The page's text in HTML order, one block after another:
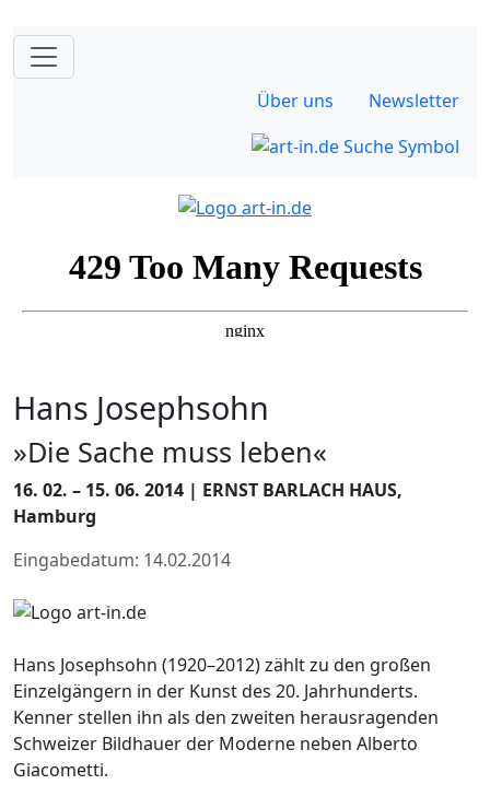
Über uns Newsletter
Hans Josephsohn
»Die Sache muss leben«
16. 02. – 15. 06. 2014 | ERNST BARLACH HAUS,
Hamburg
Eingabedatum: 14.02.2014
Hans Josephsohn (1920–2012) zählt zu den großen
Einzelgängern in der Kunst des 20. Jahrhunderts.
Kenner stellen ihn als den zweiten herausragenden
Schweizer Bildhauer der Moderne neben Alberto
Giacometti.